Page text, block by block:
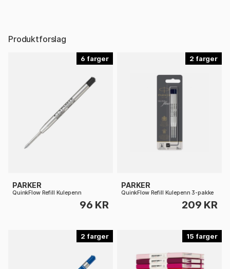
Produktforslag
6
PARKER
QuinkFlow Refill Kulepenn
96 KR
2
PARKER
QuinkFlow Refill Kulepenn 3-pakke
209 KR
2 15